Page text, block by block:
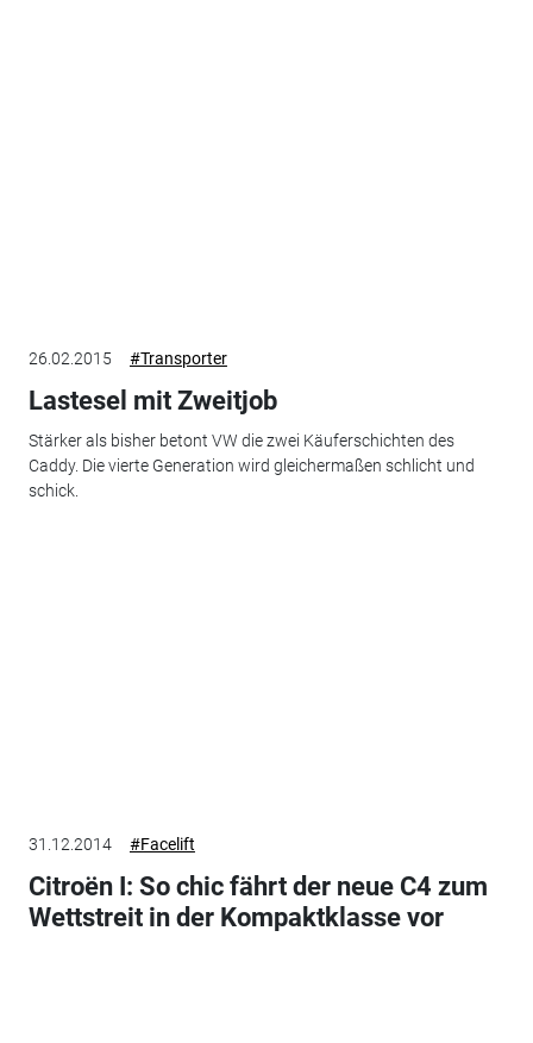
26.02.2015 #Transporter
Lastesel mit Zweitjob
Stärker als bisher betont VW die zwei Käuferschichten des
Caddy. Die vierte Generation wird gleichermaßen schlicht und
schick.
31.12.2014 #Facelift
Citroën I: So chic fährt der neue C4 zum
Wettstreit in der Kompaktklasse vor